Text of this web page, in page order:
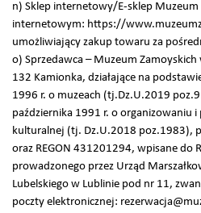
n) Sklep internetowy/E-sklep
internetowym: https://
umożliwiający zakup towaru za
o) Sprzedawca – Muzeum Zamoyskich
132 Kamionka, działające na
1996 r. o muzeach (tj.Dz.U.2019
października 1991 r. o organizowaniu i
kulturalnej (tj. Dz.U.2018 poz.1983),
oraz REGON 431201294, wpisane do
prowadzonego przez Urząd
Lubelskiego w Lublinie pod nr 11,
poczty elektronicznej: